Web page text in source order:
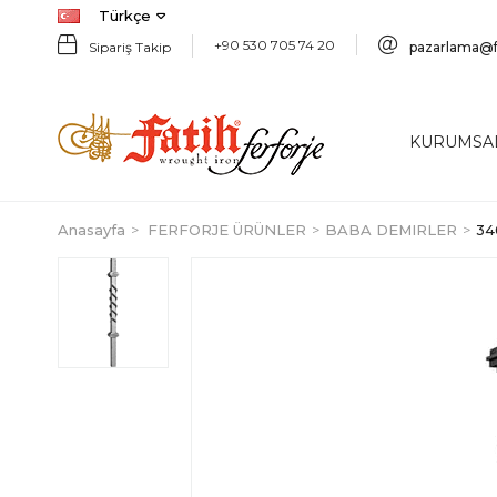
Sipariş Takip +90 530 705 74 20
Türkçe
Anasayfa FERFORJE ÜRÜNLER BABA DEMIRLER